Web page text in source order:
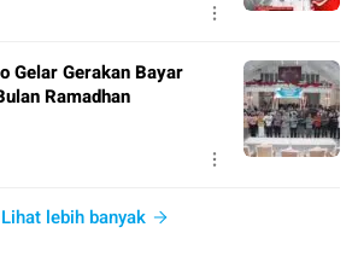
Gelar Gerakan Bayar
Ramadhan
Lihat lebih banyak